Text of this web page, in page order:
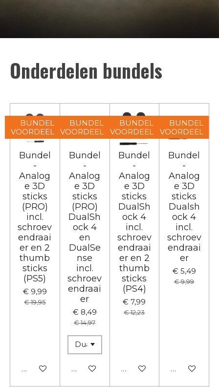
Onderdelen bundels
BUNDEL
VOORDEEL
Bundel
-
Analog
e 3D
sticks
(PRO)
incl.
schroev
endraai
er en 2
thumb
sticks
(PS5)
€ 9,99
€ 19,95
In winkelwagen
BUNDEL
VOORDEEL
Bundel
-
Analog
e 3D
sticks
(PRO)
DualSh
ock 4
en
DualSe
nse
incl.
schroev
endraai
er
€ 8,49
€ 14,97
In winkelwagen
BUNDEL
VOORDEEL
Bundel
-
Analog
e 3D
sticks
DualSh
ock 4
incl.
schroev
endraai
er en 2
thumb
sticks
(PS4)
€ 7,99
€ 12,23
In winkelwagen
BUNDEL
VOORDEEL
Bundel
-
Analog
e 3D
sticks
Dualsh
ock 4
incl.
schroev
endraai
er
€ 5,49
€ 9,99
In